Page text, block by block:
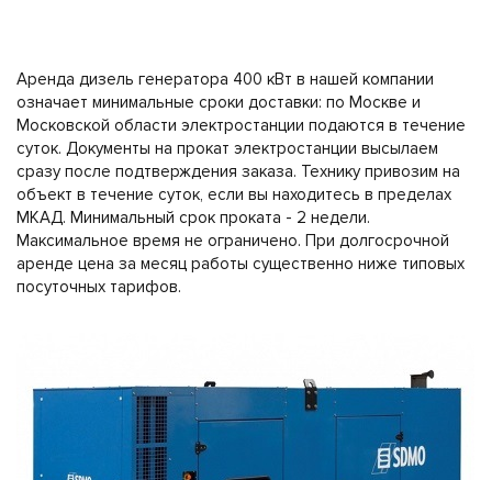
Аренда дизель генератора 400 кВт в нашей компании
означает минимальные сроки доставки: по Москве и
Московской области электростанции подаются в течение
суток. Документы на прокат электростанции высылаем
сразу после подтверждения заказа. Технику привозим на
объект в течение суток, если вы находитесь в пределах
МКАД. Минимальный срок проката - 2 недели.
Максимальное время не ограничено. При долгосрочной
аренде цена за месяц работы существенно ниже типовых
посуточных тарифов.